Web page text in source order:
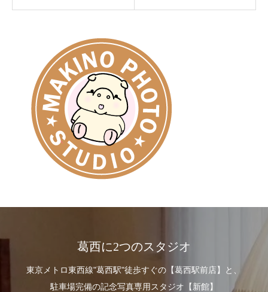
葛西に2つのスタジオ
東京メトロ東西線"葛西駅"徒歩すぐの【葛西駅前店】と、
駐車場完備の記念写真専用スタジオ【新館】